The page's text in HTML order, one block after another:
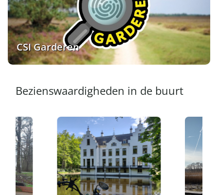
CSI Garderen
Bezienswaardigheden in de buurt